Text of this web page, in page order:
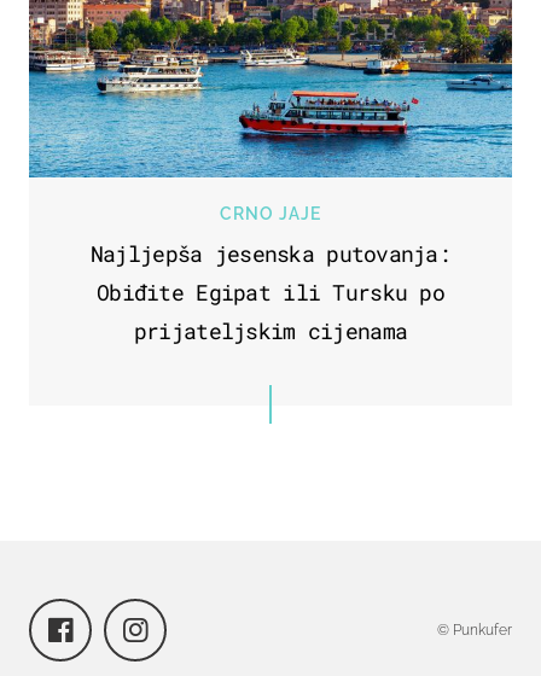
CRNO JAJE
Najljepša jesenska putovanja:
Obiđite Egipat ili Tursku po
prijateljskim cijenama
© Punkufer